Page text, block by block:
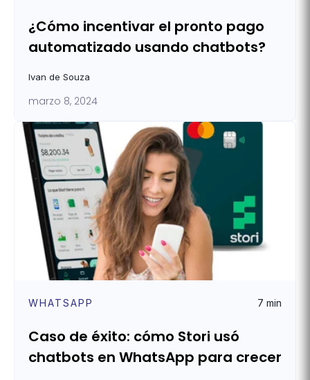
¿Cómo incentivar el pronto pago
automatizado usando chatbots?
Ivan de Souza
marzo 8, 2024
WHATSAPP 7 min
Caso de éxito: cómo Stori usó
chatbots en WhatsApp para crecer